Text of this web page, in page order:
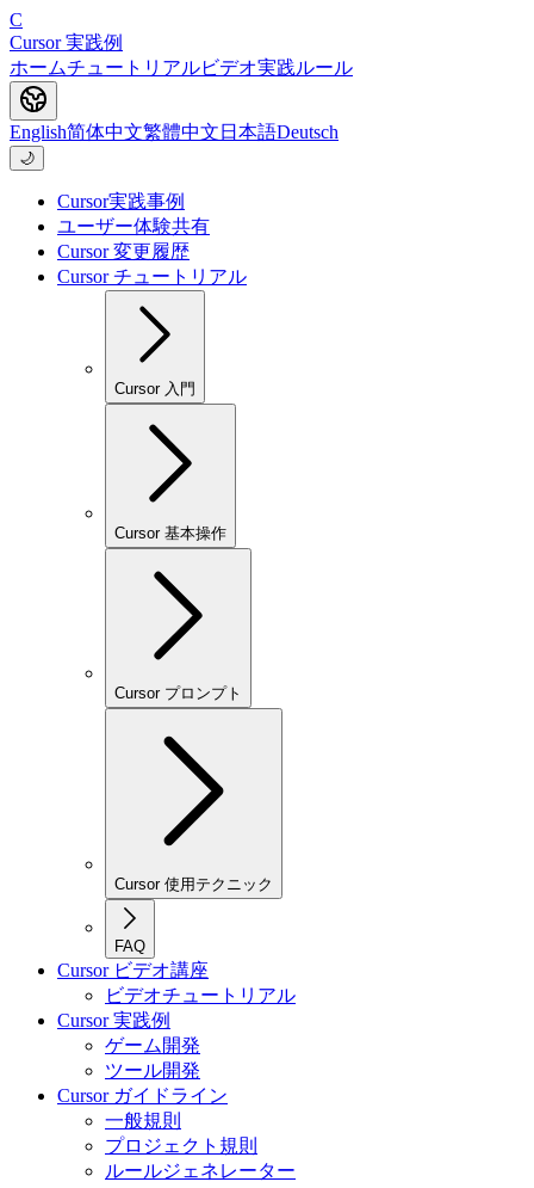
C
Cursor 実践例
ホームチュートリアルビデオ実践ルール
English简体中文繁體中文 日本語Deutsch
🌙
Cursor実践事例
ユーザー体験共有
Cursor 変更履歴
Cursor チュートリアル
Cursor 入門
Cursor 基本操作
Cursor プロンプト
Cursor 使用テクニック
FAQ
Cursor ビデオ講座
ビデオチュートリアル
Cursor 実践例
ゲーム開発
ツール開発
Cursor ガイドライン
一般規則
プロジェクト規則
ルールジェネレーター